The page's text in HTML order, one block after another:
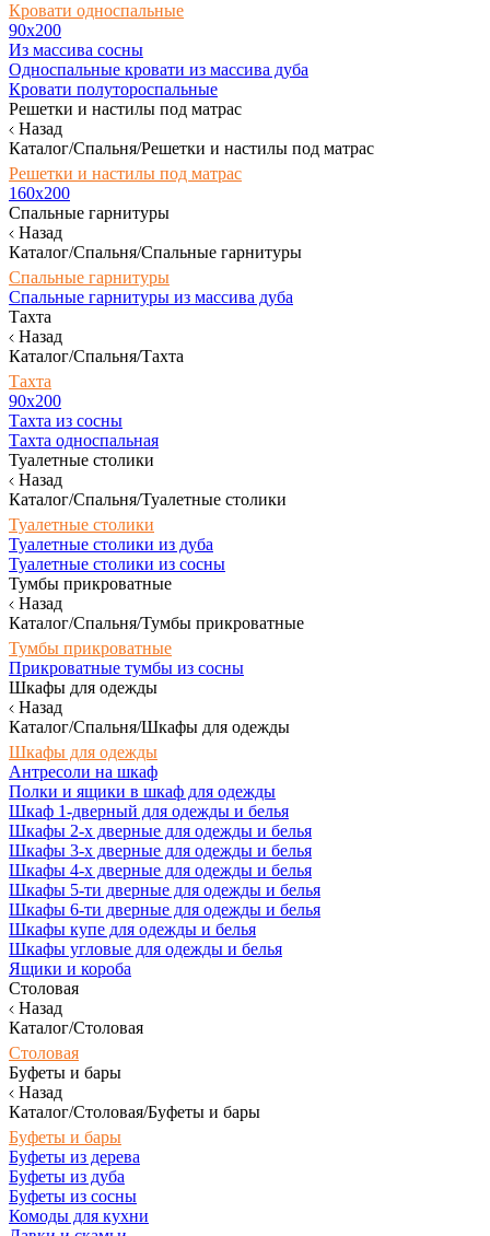
Кровати односпальные
90х200
Из массива сосны
Односпальные кровати из массива дуба
Кровати полутороспальные
Решетки и настилы под матрас
Назад
Каталог/Спальня/Решетки и настилы под матрас
Решетки и настилы под матрас
160х200
Спальные гарнитуры
Назад
Каталог/Спальня/Спальные гарнитуры
Спальные гарнитуры
Спальные гарнитуры из массива дуба
Тахта
Назад
Каталог/Спальня/Тахта
Тахта
90х200
Тахта из сосны
Тахта односпальная
Туалетные столики
Назад
Каталог/Спальня/Туалетные столики
Туалетные столики
Туалетные столики из дуба
Туалетные столики из сосны
Тумбы прикроватные
Назад
Каталог/Спальня/Тумбы прикроватные
Тумбы прикроватные
Прикроватные тумбы из сосны
Шкафы для одежды
Назад
Каталог/Спальня/Шкафы для одежды
Шкафы для одежды
Антресоли на шкаф
Полки и ящики в шкаф для одежды
Шкаф 1-дверный для одежды и белья
Шкафы 2-х дверные для одежды и белья
Шкафы 3-х дверные для одежды и белья
Шкафы 4-х дверные для одежды и белья
Шкафы 5-ти дверные для одежды и белья
Шкафы 6-ти дверные для одежды и белья
Шкафы купе для одежды и белья
Шкафы угловые для одежды и белья
Ящики и короба
Столовая
Назад
Каталог/Столовая
Столовая
Буфеты и бары
Назад
Каталог/Столовая/Буфеты и бары
Буфеты и бары
Буфеты из дерева
Буфеты из дуба
Буфеты из сосны
Комоды для кухни